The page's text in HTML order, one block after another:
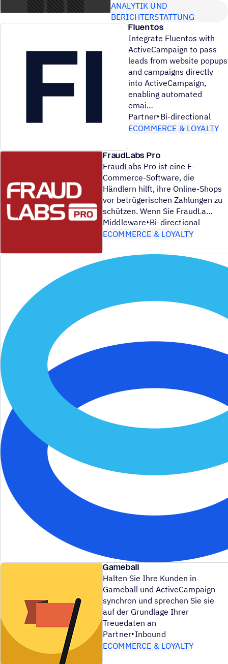
ANALYTIK UND
BERICHTERSTATTUNG
Fluentos
Integrate Fluentos with
ActiveCampaign to pass
leads from website popups
and campaigns directly
into ActiveCampaign,
enabling automated
emai
Partner Bi-directional
ECOMMERCE & LOYALTY
FraudLabs Pro
FraudLabs Pro ist eine E-
Commerce-Software, die
Händlern hilft, ihre Online-Shops
vor betrügerischen Zahlungen zu
schützen. Wenn Sie FraudLa
Middleware Bi-directional
ECOMMERCE & LOYALTY
Gameball
Halten Sie Ihre Kunden in
Gameball und ActiveCampaign
synchron und sprechen Sie sie
auf der Grundlage Ihrer
Treuedaten an
Partner Inbound
ECOMMERCE & LOYALTY